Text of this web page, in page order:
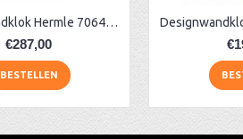
Designwandklok Hermle 70644-382200 beuken
€287,00
BESTELLEN